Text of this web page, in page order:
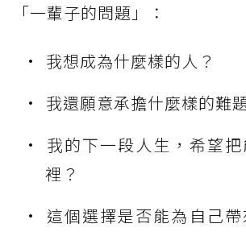
「一輩子的問題」：
我想成為什麼樣的人？
我還願意承擔什麼樣的難
我的下一段人生，希望
裡？
這個選擇是否能為自己